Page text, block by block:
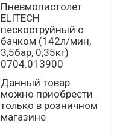
Пневмопистолет
ELITECH
пескоструйный с
бачком (142л/мин,
3,5бар, 0,35кг)
0704.013900
Данный товар
можно приобрести
только в розничном
магазине